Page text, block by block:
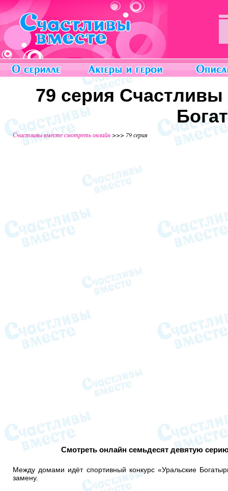
79 серия
Счастливы вместе смотреть онлайн>>> 79 серия
Смотреть онлайн семьдесят девятую
Между домами идёт спортивный конкурс «Уральские
замену.